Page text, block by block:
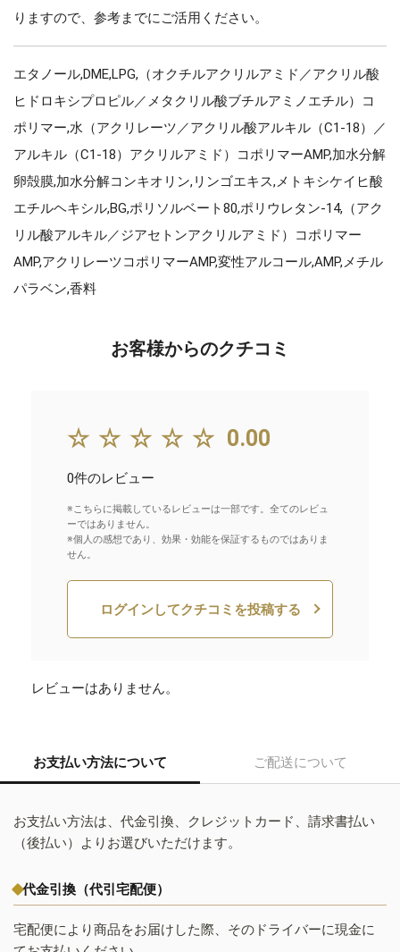
りますので、参考までにご活用ください。
エタノール,DME,LPG,（オクチルアクリルアミド／アクリル酸
ヒドロキシプロピル／メタクリル酸ブチルアミノエチル）コ
ポリマー,水（アクリレーツ／アクリル酸アルキル（C1-18）／
アルキル（C1-18）アクリルアミド）コポリマーAMP,加水分解
卵殻膜,加水分解コンキオリン,リンゴエキス,メトキシケイヒ酸
エチルヘキシル,BG,ポリソルベート80,ポリウレタン-14,（アク
リル酸アルキル／ジアセトンアクリルアミド）コポリマー
AMP,アクリレーツコポリマーAMP,変性アルコール,AMP,メチル
パラベン,香料
お客様からのクチコミ
☆☆☆☆☆ 0.00
0件のレビュー
※こちらに掲載しているレビューは一部です。全てのレビュ
ーではありません。
※個人の感想であり、効果・効能を保証するものではありま
せん。
ログインしてクチコミを投稿する
レビューはありません。
お支払い方法について ご配送について
お支払い方法は、代金引換、クレジットカード、請求書払い
（後払い）よりお選びいただけます。
代金引換（代引宅配便）
宅配便により商品をお届けした際、そのドライバーに現金に